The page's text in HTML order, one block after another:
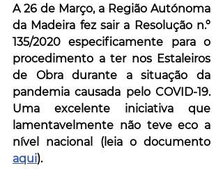
A 26 de Março, a Região Autónoma
da Madeira fez sair a Resolução n.º
135/2020 especificamente para o
procedimento a ter nos Estaleiros
de Obra durante a situação da
pandemia causada pelo COVID-19.
Uma excelente iniciativa que
lamentavelmente não teve eco a
aqui).